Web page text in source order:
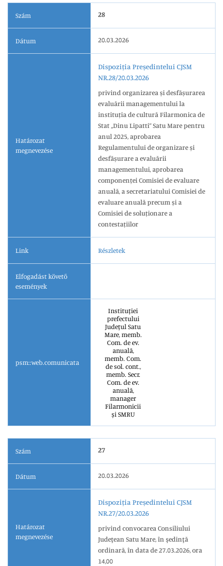
Szám 28
Dátum 20.03.2026
Határozat
megnevezése
Dispoziția Președintelui CJSM
NR.28/20.03.2026
privind organizarea și desfășurarea
evaluării managementului la
instituția de cultură Filarmonica de
Stat ,,Dinu Lipatti” Satu Mare pentru
anul 2025, aprobarea
Regulamentului de organizare și
desfășurare a evaluării
managementului, aprobarea
componenței Comisiei de evaluare
anuală, a secretariatului Comisiei de
evaluare anuală precum și a
Comisiei de soluționare a
contestațiilor
Link Részletek
Elfogadást követő
események
psm::web.comunicata
Instituției
prefectului
Județul Satu
Mare, memb.
Com. de ev.
anuală,
memb. Com.
de sol. cont.,
memb. Secr.
Com. de ev.
anuală,
manager
Filarmonicii
și SMRU
Szám 27
Dátum 20.03.2026
Határozat
megnevezése
Dispoziția Președintelui CJSM
NR.27/20.03.2026
privind convocarea Consiliului
Judeţean Satu Mare, în şedinţă
ordinară, în data de 27.03.2026, ora
14,00